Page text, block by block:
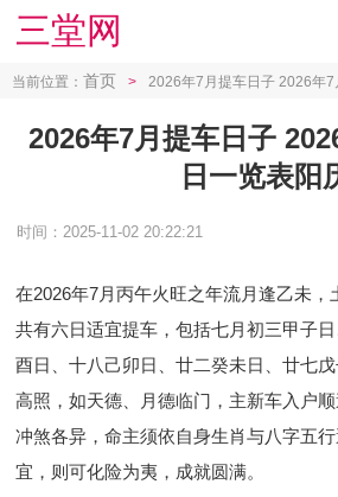
三堂网
当前位置： 首页 > 2026年7月提车日子 2026年
2026年7月提车日子
日一览表阳
时间：2025-11-02 20:22:21
在2026年7月丙午火旺之年流月逢乙未，
共有六日适宜提车，包括七月初三甲子
酉日、十八己卯日、廿二癸未日、廿七
高照，如天德、月德临门，主新车入户
冲煞各异，命主须依自身生肖与八字五
宜，则可化险为夷，成就圆满。